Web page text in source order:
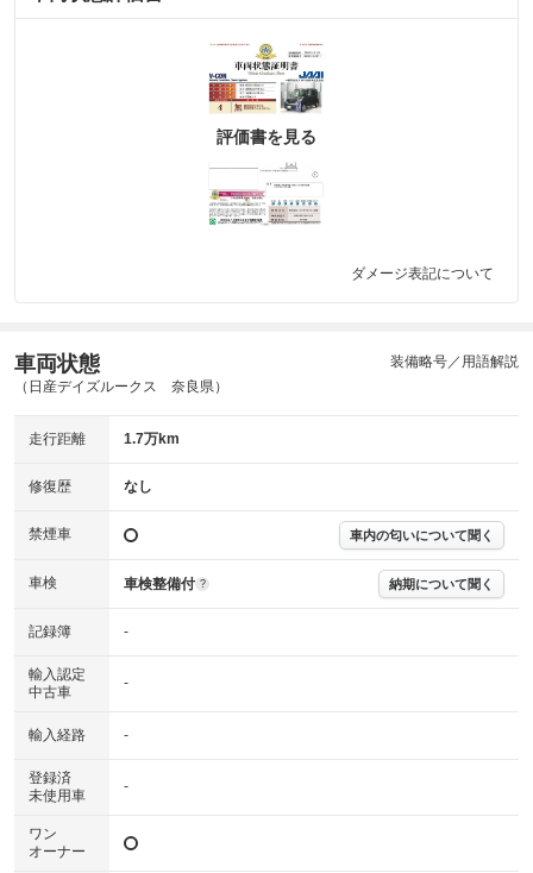
評価書を見る
ダメージ表記について
車両状態
（日産デイズルークス 奈良県）
装備略号／用語解説
走行距離 1.7万km
修復歴 なし
禁煙車 車内の匂いについて聞く
車検 車検整備付 ? 納期について聞く
記録簿 -
輸入認定
中古車
-
輸入経路 -
登録済
未使用車
-
ワン
オーナー